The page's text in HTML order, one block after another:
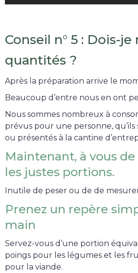
Conseil n° 5 : Dois-
quantités ?
Après la préparation arrive le
Beaucoup d’entre nous en ont
Nous sommes nombreux à
prévus pour une personne,
ou présentés à la cantine
Maintenant, à vous
les justes portions.
Inutile de peser ou de de
Prenez un repère
main
Servez-vous d’une portion
poings pour les légumes et les
pour la viande.